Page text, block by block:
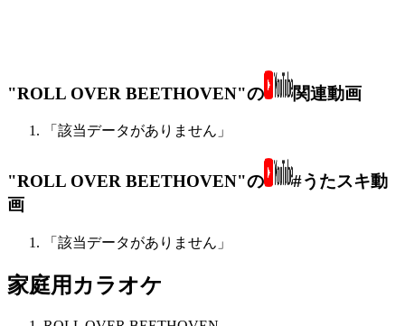
"ROLL OVER BEETHOVEN"の 関連動画
「該当データがありません」
"ROLL OVER BEETHOVEN"の
#うたスキ動
画
「該当データがありません」
家庭用カラオケ